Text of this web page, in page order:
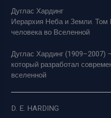
Дуглас Хардинг
Иерархия Неба и Земли. Том
человека во Вселенной
Дуглас Хардинг (1909–2007)
который разработал
вселенной
D. E. HARDING